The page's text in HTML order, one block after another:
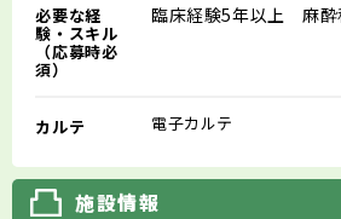
必要な経
験・スキル
（応募時必
須）
臨床経験5年以上 麻酔
カルテ 電子カルテ
施設情報